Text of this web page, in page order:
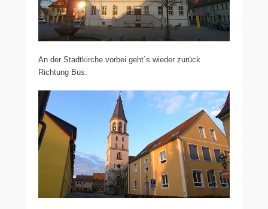
An der Stadtkirche vorbei geht`s wieder zurück
Richtung Bus.